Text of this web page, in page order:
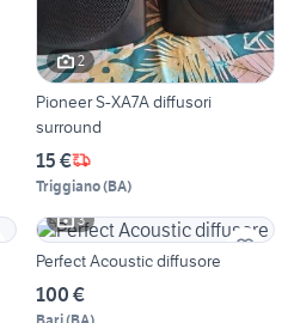
2
Pioneer S-XA7A diffusori
surround
15 €
Triggiano(BA)
3
Perfect Acoustic diffusore
100 €